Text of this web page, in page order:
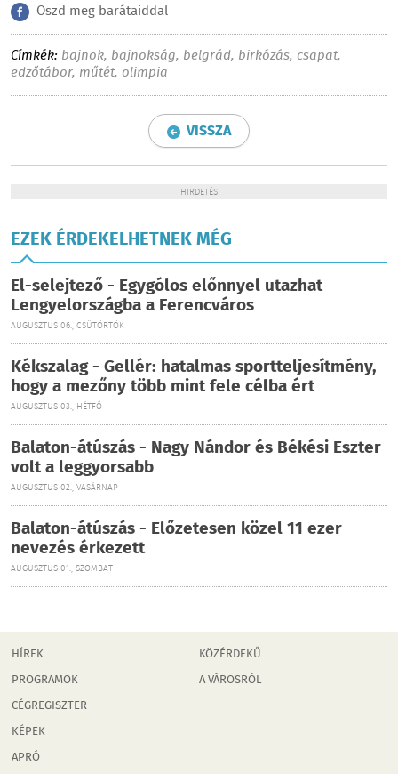
Oszd meg barátaiddal
Címkék: bajnok, bajnokság, belgrád, birkózás, csapat,
edzőtábor, műtét, olimpia
VISSZA
HIRDETÉS
EZEK ÉRDEKELHETNEK MÉG
El-selejtező - Egygólos előnnyel utazhat
Lengyelországba a Ferencváros
AUGUSZTUS 06., CSÜTÖRTÖK
Kékszalag - Gellér: hatalmas sportteljesítmény,
hogy a mezőny több mint fele célba ért
AUGUSZTUS 03., HÉTFŐ
Balaton-átúszás - Nagy Nándor és Békési Eszter
volt a leggyorsabb
AUGUSZTUS 02., VASÁRNAP
Balaton-átúszás - Előzetesen közel 11 ezer
nevezés érkezett
AUGUSZTUS 01., SZOMBAT
HÍREK
PROGRAMOK
CÉGREGISZTER
KÉPEK
APRÓ
KÖZÉRDEKŰ
A VÁROSRÓL